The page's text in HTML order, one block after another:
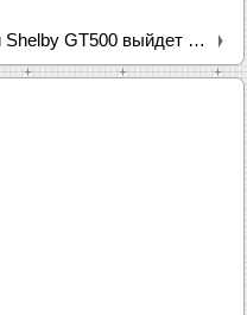
Преемник нынешней двухдверки Shelby GT500 выйдет на рынок в 2013 году